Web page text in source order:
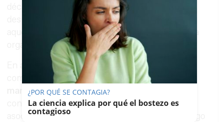
décadas de los 80 y 90. Tres décadas y media
después, el vecindario rechaza de plano revivir
aquella etapa y ha reaccionado con rapidez para
organizar una protesta.
En apenas unas horas, residentes del barrio
comenzaron a movilizarse y convocaron
manifestación para exigir medidas urgentes
contra el tráfico de drogas y la delincuencia
asociada. La protesta, explican, nace del hartazgo
¿POR QUÉ SE CONTAGIA?
La ciencia explica por qué el bostezo es
contagioso